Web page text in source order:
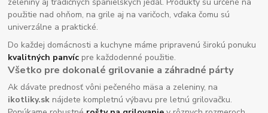
použitie nad ohňom, na grile aj na varičoch, vďaka čomu sú
univerzálne a praktické.
Do každej domácnosti a kuchyne máme pripravenú širokú ponuku
kvalitných panvíc pre každodenné použitie.
Všetko pre dokonalé grilovanie a záhradné párty
Ak dávate prednosť vôni pečeného mäsa a zeleniny, na
ikotliky.sk nájdete kompletnú výbavu pre letnú grilovačku.